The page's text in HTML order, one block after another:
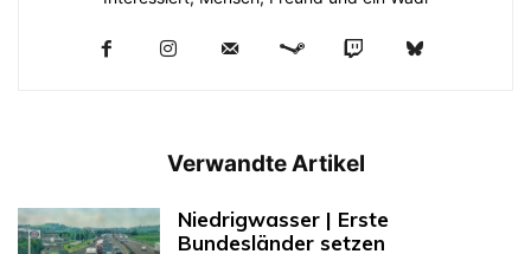
Verwandte Artikel
Niedrigwasser | Erste
Bundesländer setzen